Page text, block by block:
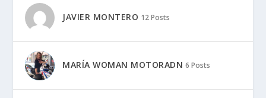
JAVIER MONTERO 12 Posts
MARÍA WOMAN MOTORADN 6 Posts